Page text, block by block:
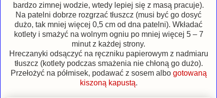
bardzo zimnej wodzie, wtedy lepiej się z masą pracuje).
Na patelni dobrze rozgrzać tłuszcz (musi być go dosyć
dużo, tak mniej więcej 0,5 cm od dna patelni). Wkładać
kotlety i smażyć na wolnym ogniu po mniej więcej 5 – 7
minut z każdej strony.
Hreczanyki odsączyć na ręczniku papierowym z nadmiaru
tłuszcz (kotlety podczas smażenia nie chłoną go dużo).
Przełożyć na półmisek, podawać z sosem albo gotowaną
kiszoną kapustą.